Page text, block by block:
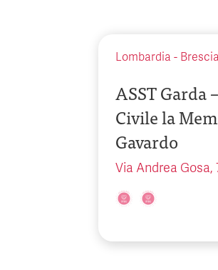
Lombardia - Brescia
ASST Garda
Civile la
Gavardo
Via Andrea Gosa,